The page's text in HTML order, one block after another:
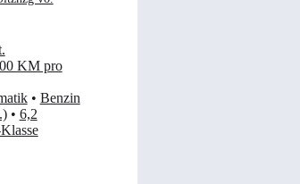
KM pro
• Benzin
• 6,2